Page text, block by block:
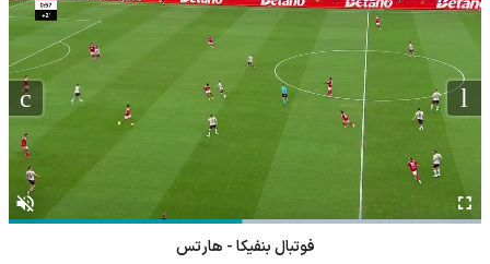
فوتبال بنفیکا - هارتس